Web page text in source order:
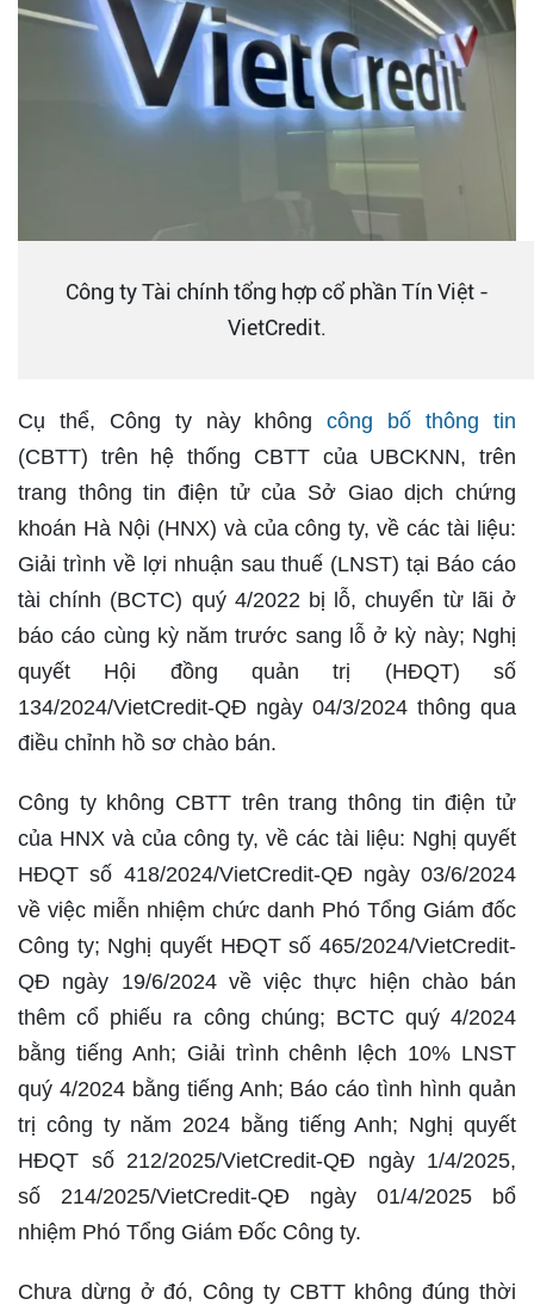
Công ty Tài chính tổng hợp cổ phần Tín Việt -
VietCredit.
Cụ thể, Công ty này khôngcông bố thông tin
(CBTT) trên hệ thống CBTT của UBCKNN, trên
trang thông tin điện tử của Sở Giao dịch chứng
khoán Hà Nội (HNX) và của công ty, về các tài liệu:
Giải trình về lợi nhuận sau thuế (LNST) tại Báo cáo
tài chính (BCTC) quý 4/2022 bị lỗ, chuyển từ lãi ở
báo cáo cùng kỳ năm trước sang lỗ ở kỳ này; Nghị
quyết Hội đồng quản trị (HĐQT) số
134/2024/VietCredit-QÐ ngày 04/3/2024 thông qua
điều chỉnh hồ sơ chào bán.
Công ty không CBTT trên trang thông tin điện tử
của HNX và của công ty, về các tài liệu: Nghị quyết
HĐQT số 418/2024/VietCredit-QÐ ngày 03/6/2024
về việc miễn nhiệm chức danh Phó Tổng Giám đốc
Công ty; Nghị quyết HĐQT số 465/2024/VietCredit-
QÐ ngày 19/6/2024 về việc thực hiện chào bán
thêm cổ phiếu ra công chúng; BCTC quý 4/2024
bằng tiếng Anh; Giải trình chênh lệch 10% LNST
quý 4/2024 bằng tiếng Anh; Báo cáo tình hình quản
trị công ty năm 2024 bằng tiếng Anh; Nghị quyết
HĐQT số 212/2025/VietCredit-QĐ ngày 1/4/2025,
số 214/2025/VietCredit-QĐ ngày 01/4/2025 bổ
nhiệm Phó Tổng Giám Đốc Công ty.
Chưa dừng ở đó, Công ty CBTT không đúng thời